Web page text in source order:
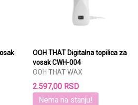
OOH THAT Digitalna topilica za
vosak CWH-004
OOH THAT WAX
2.597,00 RSD
Nema na stanju!